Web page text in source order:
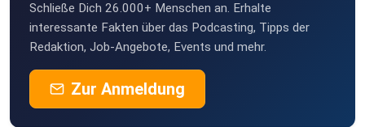
Schließe Dich 26.000+ Menschen an. Erhalte
interessante Fakten über das Podcasting, Tipps der
Redaktion, Job-Angebote, Events und mehr.
Zur Anmeldung